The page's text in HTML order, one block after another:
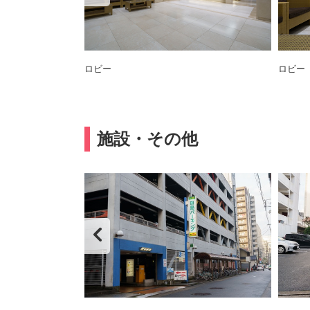
ロビー ロビー
施設・その他